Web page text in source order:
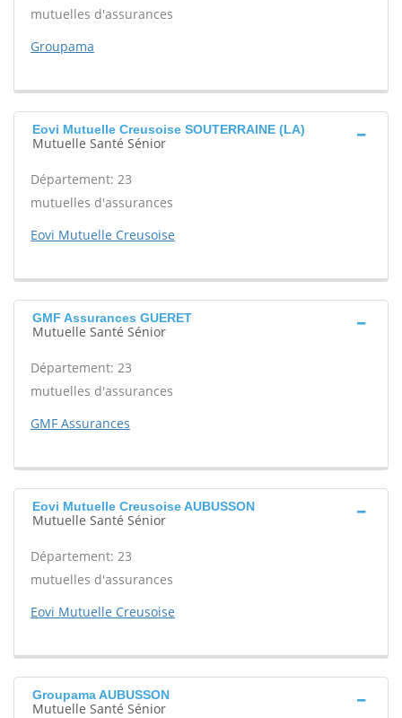
mutuelles d'assurances
Groupama
Eovi Mutuelle Creusoise SOUTERRAINE (LA)
Mutuelle Santé Sénior
Département: 23
mutuelles d'assurances
Eovi Mutuelle Creusoise
GMF Assurances GUERET
Mutuelle Santé Sénior
Département: 23
mutuelles d'assurances
GMF Assurances
Eovi Mutuelle Creusoise AUBUSSON
Mutuelle Santé Sénior
Département: 23
mutuelles d'assurances
Eovi Mutuelle Creusoise
Groupama AUBUSSON
Mutuelle Santé Sénior